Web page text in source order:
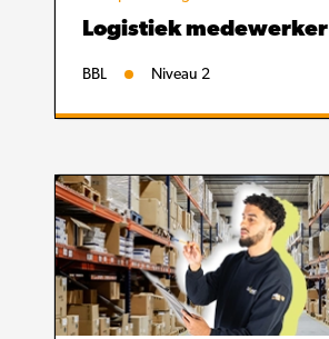
Logistiek medewerker
BBL Niveau 2